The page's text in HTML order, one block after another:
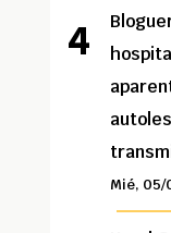
Mié, 05/